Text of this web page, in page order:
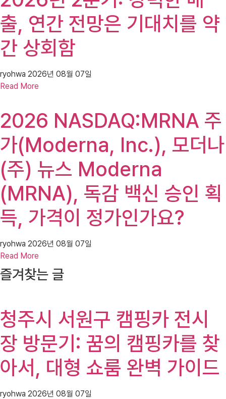
출, 연간 전망은 기대치를 약
간 상회함
ryohwa 2026년 08월 07일
Read More
2026 NASDAQ:MRNA 주
가(Moderna, Inc.), 모더나
(주) 뉴스 Moderna
(MRNA), 독감 백신 승인 획
득, 가격이 정가인가요?
ryohwa 2026년 08월 07일
Read More
즐겨찾는 글
청주시 서원구 캠핑카 전시
장 방문기: 꿈의 캠핑카를 찾
아서, 대형 쇼룸 완벽 가이드
ryohwa 2026년 08월 07일